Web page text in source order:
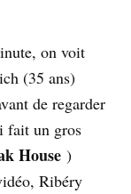
on voit
(35 ans)
de regarder
fait un gros
House )
Ribéry